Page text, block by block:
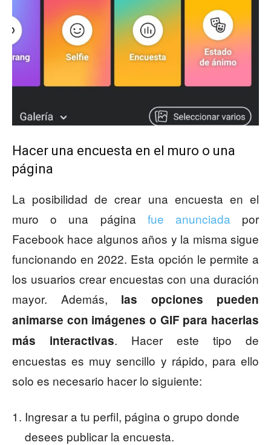
Hacer una encuesta en el muro o una
página
La posibilidad de crear una encuesta en el
muro o una página fue anunciada por
Facebook hace algunos años y la misma sigue
funcionando en 2022. Esta opción le permite a
los usuarios crear encuestas con una duración
mayor. Además, las opciones pueden
animarse con imágenes o GIF para hacerlas
más interactivas. Hacer este tipo de
encuestas es muy sencillo y rápido, para ello
solo es necesario hacer lo siguiente:
Ingresar a tu perfil, página o grupo donde
desees publicar la encuesta.